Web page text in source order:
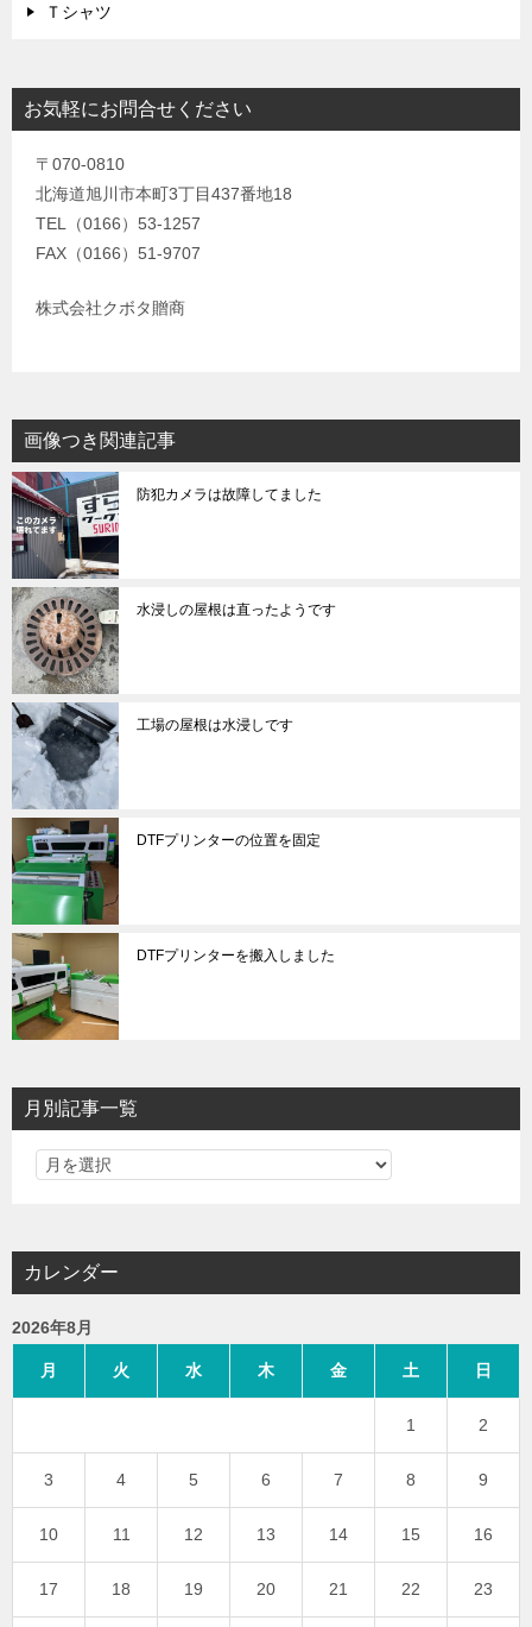
Ｔシャツ
お気軽にお問合せください
〒070-0810
北海道旭川市本町3丁目437番地18
TEL（0166）53-1257
FAX（0166）51-9707
株式会社クボタ贈商
画像つき関連記事
防犯カメラは故障してました
水浸しの屋根は直ったようです
工場の屋根は水浸しです
DTFプリンターの位置を固定
DTFプリンターを搬入しました
月別記事一覧
カレンダー
2026年8月
月 火 水 木 金 土 日
1 2
3 4 5 6 7 8 9
10 11 12 13 14 15 16
17 18 19 20 21 22 23